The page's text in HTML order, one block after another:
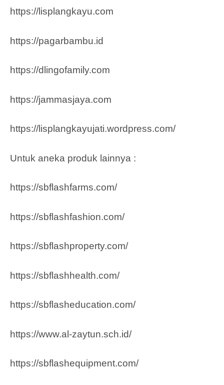
https://lisplangkayu.com
https://pagarbambu.id
https://dlingofamily.com
https://jammasjaya.com
https://lisplangkayujati.wordpress.com/
Untuk aneka produk lainnya :
https://sbflashfarms.com/
https://sbflashfashion.com/
https://sbflashproperty.com/
https://sbflashhealth.com/
https://sbflasheducation.com/
https://www.al-zaytun.sch.id/
https://sbflashequipment.com/